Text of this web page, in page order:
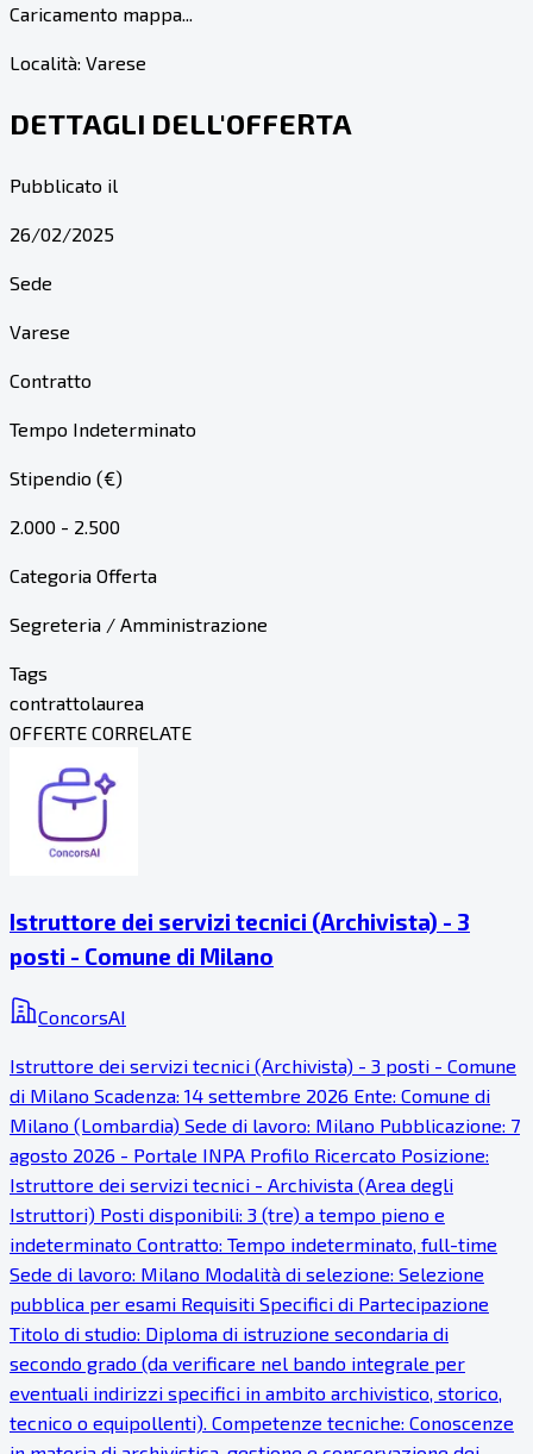
Caricamento mappa...
Località: Varese
DETTAGLI DELL'OFFERTA
Pubblicato il
26/02/2025
Sede
Varese
Contratto
Tempo Indeterminato
Stipendio (€)
2.000 - 2.500
Categoria Offerta
Segreteria / Amministrazione
Tags
contrattolaurea
OFFERTE CORRELATE
Istruttore dei servizi tecnici (Archivista) - 3
posti - Comune di Milano
ConcorsAI
Istruttore dei servizi tecnici (Archivista) - 3 posti - Comune
di Milano Scadenza: 14 settembre 2026 Ente: Comune di
Milano (Lombardia) Sede di lavoro: Milano Pubblicazione: 7
agosto 2026 - Portale INPA Profilo Ricercato Posizione:
Istruttore dei servizi tecnici - Archivista (Area degli
Istruttori) Posti disponibili: 3 (tre) a tempo pieno e
indeterminato Contratto: Tempo indeterminato, full-time
Sede di lavoro: Milano Modalità di selezione: Selezione
pubblica per esami Requisiti Specifici di Partecipazione
Titolo di studio: Diploma di istruzione secondaria di
secondo grado (da verificare nel bando integrale per
eventuali indirizzi specifici in ambito archivistico, storico,
tecnico o equipollenti). Competenze tecniche: Conoscenze